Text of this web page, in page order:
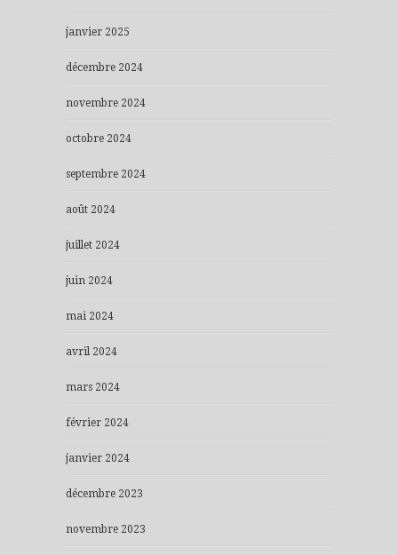
janvier 2025
décembre 2024
novembre 2024
octobre 2024
septembre 2024
août 2024
juillet 2024
juin 2024
mai 2024
avril 2024
mars 2024
février 2024
janvier 2024
décembre 2023
novembre 2023